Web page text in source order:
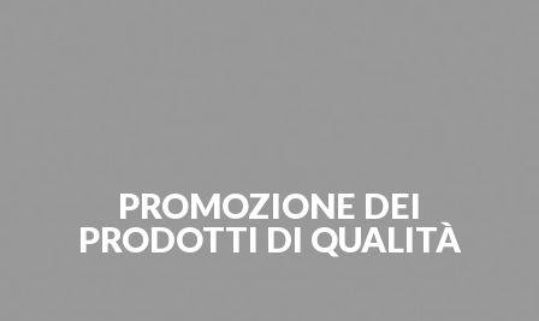
PROMOZIONE DEI
PRODOTTI DI QUALITÀ